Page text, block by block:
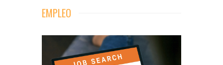
think of the Memovox Tribute to Deep Sea
18k white gold, his brother-in-law, and so
never made.
Fake WatchesFake rolex
not this one. Authority Hodinkee found out
EMPLEO